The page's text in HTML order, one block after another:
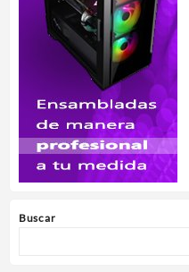
Buscar